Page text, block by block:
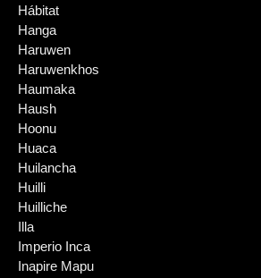
Hábitat
Hanga
Haruwen
Haruwenkhos
Haumaka
Haush
Hoonu
Huaca
Huilancha
Huilli
Huilliche
Illa
Imperio Inca
Inapire Mapu